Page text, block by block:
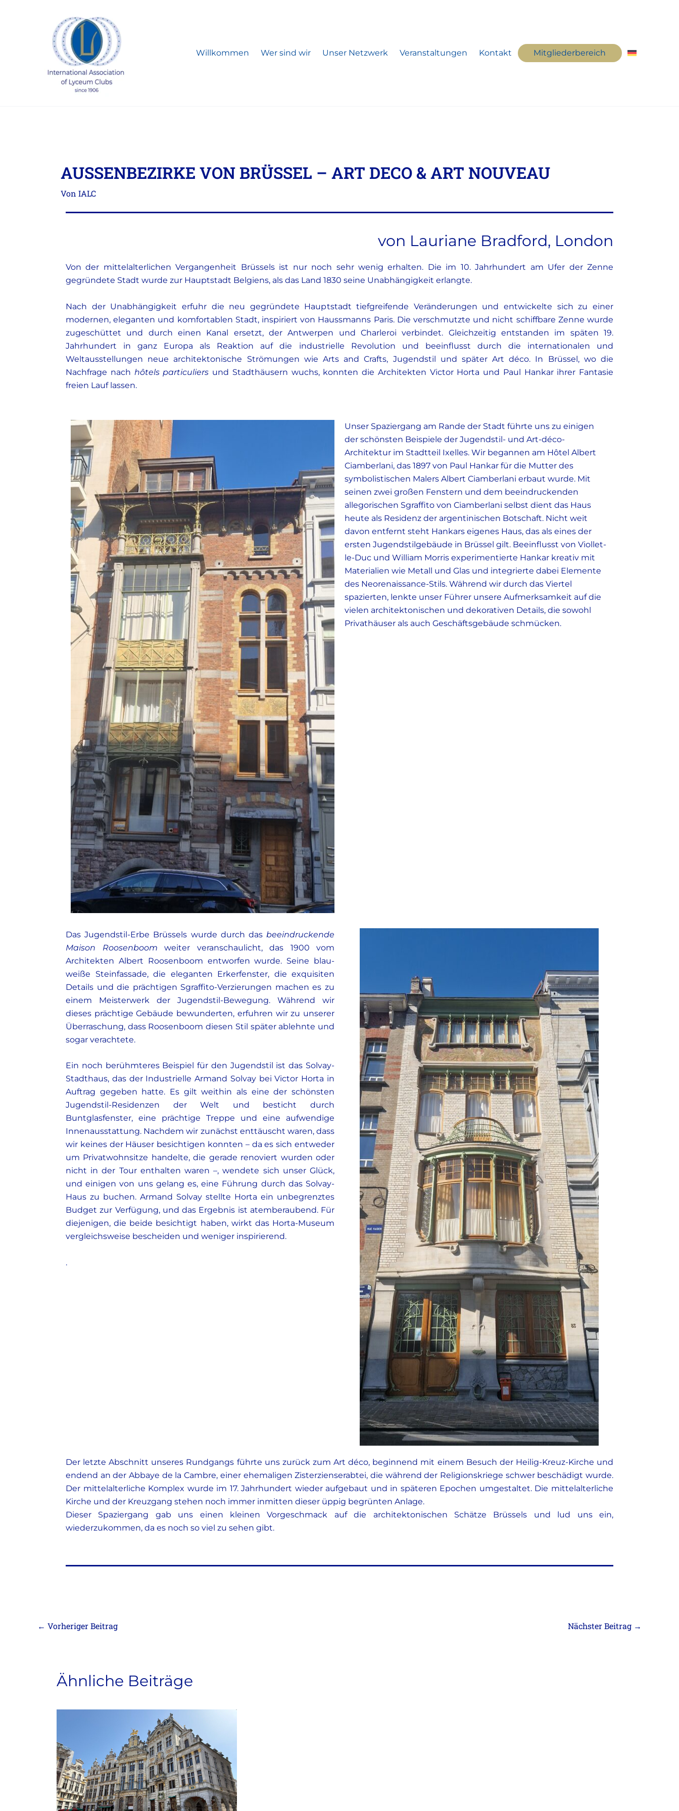
Willkommen Wer sind wir Unser Netzwerk Veranstaltungen Kontakt Mitgliederbereich
AUSSENBEZIRKE VON BRÜSSEL – ART DECO & ART NOUVEAU
Von IALC
von Lauriane Bradford, London
Von der mittelalterlichen Vergangenheit Brüssels ist nur noch sehr wenig erhalten. Die im 10. Jahrhundert am Ufer der Zenne
gegründete Stadt wurde zur Hauptstadt Belgiens, als das Land 1830 seine Unabhängigkeit erlangte.
Nach der Unabhängigkeit erfuhr die neu gegründete Hauptstadt tiefgreifende Veränderungen und entwickelte sich zu einer
modernen, eleganten und komfortablen Stadt, inspiriert von Haussmanns Paris. Die verschmutzte und nicht schiffbare Zenne wurde
zugeschüttet und durch einen Kanal ersetzt, der Antwerpen und Charleroi verbindet. Gleichzeitig entstanden im späten 19.
Jahrhundert in ganz Europa als Reaktion auf die industrielle Revolution und beeinflusst durch die internationalen und
Weltausstellungen neue architektonische Strömungen wie Arts and Crafts, Jugendstil und später Art déco. In Brüssel, wo die
Nachfrage nach hôtels particuliers und Stadthäusern wuchs, konnten die Architekten Victor Horta und Paul Hankar ihrer Fantasie
freien Lauf lassen.
Unser Spaziergang am Rande der Stadt führte uns zu einigen
der schönsten Beispiele der Jugendstil- und Art-déco-
Architektur im Stadtteil Ixelles. Wir begannen am Hôtel Albert
Ciamberlani, das 1897 von Paul Hankar für die Mutter des
symbolistischen Malers Albert Ciamberlani erbaut wurde. Mit
seinen zwei großen Fenstern und dem beeindruckenden
allegorischen Sgraffito von Ciamberlani selbst dient das Haus
heute als Residenz der argentinischen Botschaft. Nicht weit
davon entfernt steht Hankars eigenes Haus, das als eines der
ersten Jugendstilgebäude in Brüssel gilt. Beeinflusst von Viollet-
le-Duc und William Morris experimentierte Hankar kreativ mit
Materialien wie Metall und Glas und integrierte dabei Elemente
des Neorenaissance-Stils. Während wir durch das Viertel
spazierten, lenkte unser Führer unsere Aufmerksamkeit auf die
vielen architektonischen und dekorativen Details, die sowohl
Privathäuser als auch Geschäftsgebäude schmücken.
Das Jugendstil-Erbe Brüssels wurde durch das beeindruckende
Maison Roosenboom weiter veranschaulicht, das 1900 vom
Architekten Albert Roosenboom entworfen wurde. Seine blau-
weiße Steinfassade, die eleganten Erkerfenster, die exquisiten
Details und die prächtigen Sgraffito-Verzierungen machen es zu
einem Meisterwerk der Jugendstil-Bewegung. Während wir
dieses prächtige Gebäude bewunderten, erfuhren wir zu unserer
Überraschung, dass Roosenboom diesen Stil später ablehnte und
sogar verachtete.
Ein noch berühmteres Beispiel für den Jugendstil ist das Solvay-
Stadthaus, das der Industrielle Armand Solvay bei Victor Horta in
Auftrag gegeben hatte. Es gilt weithin als eine der schönsten
Jugendstil-Residenzen der Welt und besticht durch
Buntglasfenster, eine prächtige Treppe und eine aufwendige
Innenausstattung. Nachdem wir zunächst enttäuscht waren, dass
wir keines der Häuser besichtigen konnten – da es sich entweder
um Privatwohnsitze handelte, die gerade renoviert wurden oder
nicht in der Tour enthalten waren –, wendete sich unser Glück,
und einigen von uns gelang es, eine Führung durch das Solvay-
Haus zu buchen. Armand Solvay stellte Horta ein unbegrenztes
Budget zur Verfügung, und das Ergebnis ist atemberaubend. Für
diejenigen, die beide besichtigt haben, wirkt das Horta-Museum
vergleichsweise bescheiden und weniger inspirierend.
.
Der letzte Abschnitt unseres Rundgangs führte uns zurück zum Art déco, beginnend mit einem Besuch der Heilig-Kreuz-Kirche und
endend an der Abbaye de la Cambre, einer ehemaligen Zisterzienserabtei, die während der Religionskriege schwer beschädigt wurde.
Der mittelalterliche Komplex wurde im 17. Jahrhundert wieder aufgebaut und in späteren Epochen umgestaltet. Die mittelalterliche
Kirche und der Kreuzgang stehen noch immer inmitten dieser üppig begrünten Anlage.
Dieser Spaziergang gab uns einen kleinen Vorgeschmack auf die architektonischen Schätze Brüssels und lud uns ein,
wiederzukommen, da es noch so viel zu sehen gibt.
← Vorheriger Beitrag Nächster Beitrag →
Ähnliche Beiträge